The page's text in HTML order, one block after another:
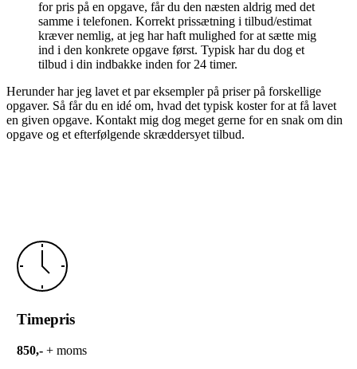
for pris på en opgave, får du den næsten aldrig med det
samme i telefonen. Korrekt prissætning i tilbud/estimat
kræver nemlig, at jeg har haft mulighed for at sætte mig
ind i den konkrete opgave først. Typisk har du dog et
tilbud i din indbakke inden for 24 timer.
Herunder har jeg lavet et par eksempler på priser på forskellige
opgaver. Så får du en idé om, hvad det typisk koster for at få lavet
en given opgave. Kontakt mig dog meget gerne for en snak om din
opgave og et efterfølgende skræddersyet tilbud.
Timepris
850,- + moms